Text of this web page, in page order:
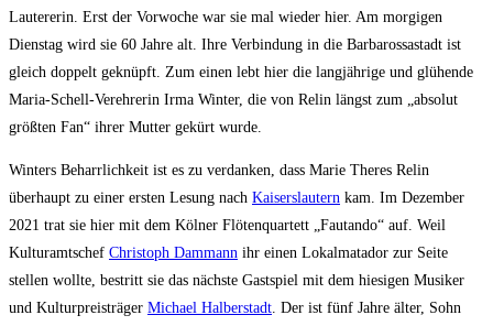
Lautererin. Erst der Vorwoche war sie mal wieder hier. Am morgigen
Dienstag wird sie 60 Jahre alt. Ihre Verbindung in die Barbarossastadt ist
gleich doppelt geknüpft. Zum einen lebt hier die langjährige und glühende
Maria-Schell-Verehrerin Irma Winter, die von Relin längst zum „absolut
größten Fan“ ihrer Mutter gekürt wurde.
Winters Beharrlichkeit ist es zu verdanken, dass Marie Theres Relin
überhaupt zu einer ersten Lesung nach Kaiserslautern kam. Im Dezember
2021 trat sie hier mit dem Kölner Flötenquartett „Fautando“ auf. Weil
Kulturamtschef Christoph Dammann ihr einen Lokalmatador zur Seite
stellen wollte, bestritt sie das nächste Gastspiel mit dem hiesigen Musiker
und Kulturpreisträger Michael Halberstadt. Der ist fünf Jahre älter, Sohn